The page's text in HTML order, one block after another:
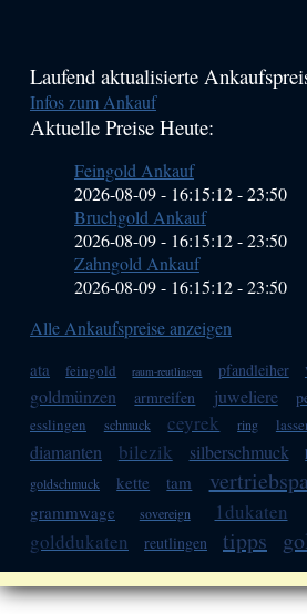
Haupt-
Sidebar
Laufend aktualisierte
Infos zum Ankauf
Aktuelle Preise Heute:
Feingold Ankauf
2026-08-09 - 16:15:12-23:50
Bruchgold Ankauf
2026-08-09 - 16:15:12-23:50
Zahngold Ankauf
2026-08-09 - 16:15:12-23:50
Alle Ankaufspreise anzeigen
ata feingold raum-reutlingen pfandleiher
goldmünzen armreifen juweliere
esslingen
schmuck ceyrek ring
diamanten bilezik silberschmuck
goldschmuck kette tam
grammwage sovereign 1dukaten
golddukaten reutlingen tipps